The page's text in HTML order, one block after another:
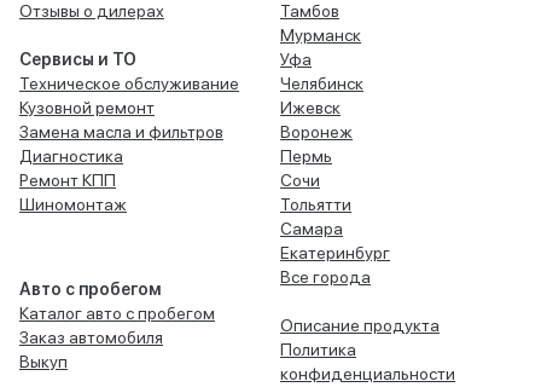
Отзывы о дилерах
Сервисы и ТО
Техническое обслуживание
Кузовной ремонт
Замена масла и фильтров
Диагностика
Ремонт КПП
Шиномонтаж
Авто с пробегом
Каталог авто с пробегом
Заказ автомобиля
Выкуп
Тамбов
Мурманск
Уфа
Челябинск
Ижевск
Воронеж
Пермь
Сочи
Тольятти
Самара
Екатеринбург
Все города
Описание продукта
Политика
конфиденциальности